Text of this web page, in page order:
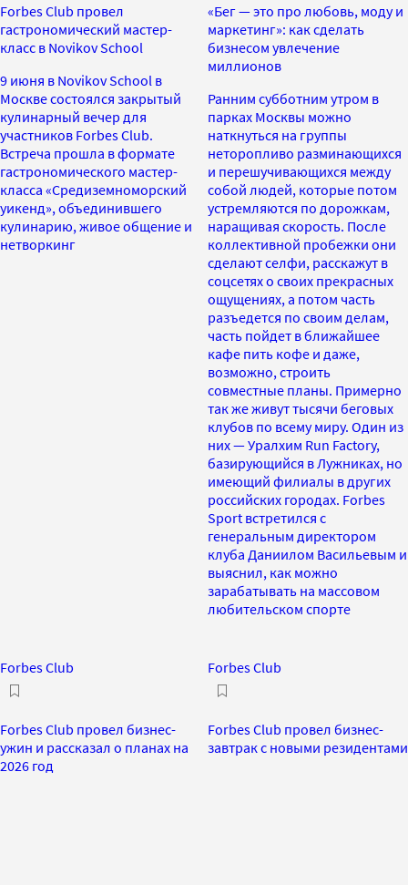
Forbes Club провел
гастрономический мастер-
класс в Novikov School
9 июня в Novikov School в
Москве состоялся закрытый
кулинарный вечер для
участников Forbes Club.
Встреча прошла в формате
гастрономического мастер-
класса «Средиземноморский
уикенд», объединившего
кулинарию, живое общение и
нетворкинг
«Бег — это про любовь, моду и
маркетинг»: как сделать
бизнесом увлечение
миллионов
Ранним субботним утром в
парках Москвы можно
наткнуться на группы
неторопливо разминающихся
и перешучивающихся между
собой людей, которые потом
устремляются по дорожкам,
наращивая скорость. После
коллективной пробежки они
сделают селфи, расскажут в
соцсетях о своих прекрасных
ощущениях, а потом часть
разъедется по своим делам,
часть пойдет в ближайшее
кафе пить кофе и даже,
возможно, строить
совместные планы. Примерно
так же живут тысячи беговых
клубов по всему миру. Один из
них — Уралхим Run Factory,
базирующийся в Лужниках, но
имеющий филиалы в других
российских городах. Forbes
Sport встретился с
генеральным директором
клуба Даниилом Васильевым и
выяснил, как можно
зарабатывать на массовом
любительском спорте
Forbes Club
Forbes Club провел бизнес-
ужин и рассказал о планах на
2026 год
Forbes Club
Forbes Club провел бизнес-
завтрак с новыми резидентами